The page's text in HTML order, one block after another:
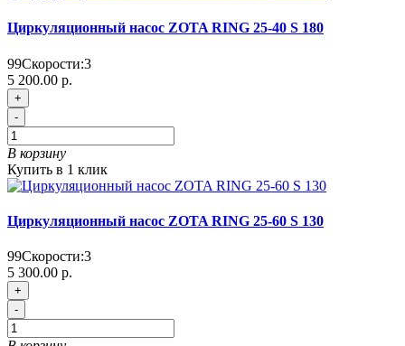
Циркуляционный насос ZOTA RING 25-40 S 180
99Скорости:3
5 200.00 р.
+
-
В корзину
Купить в 1 клик
Циркуляционный насос ZOTA RING 25-60 S 130
99Скорости:3
5 300.00 р.
+
-